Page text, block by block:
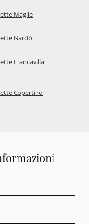
Maglie
Nardò
Francavilla
Copertino